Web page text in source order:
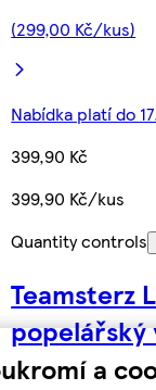
a
(299,00 Kč/kus)
Nabídka platí do
399,90 Kč
399,90 Kč/kus
Quantity controls
Teamsterz
popelářský